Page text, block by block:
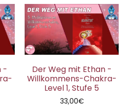
-
Der Weg mit Ethan -
Willkommens-Chakra-
Level 1, Stufe 5
33,00€